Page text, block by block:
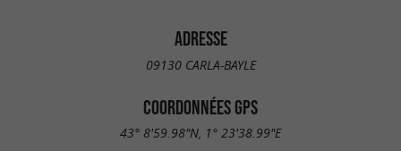
ADRESSE
09130 CARLA-BAYLE
COORDONNÉES GPS
43° 8'59.98"N, 1° 23'38.99"E